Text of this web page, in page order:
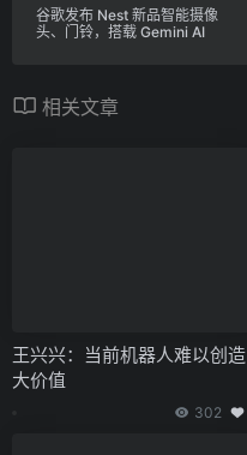
谷歌发布 Nest 新品智能摄像
头、门铃，搭载 Gemini AI
相关文章
王兴兴：当前机器人难以创造
大价值
302